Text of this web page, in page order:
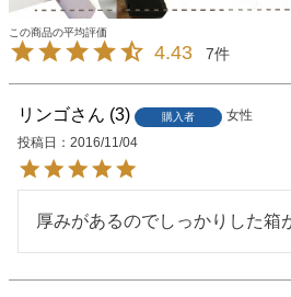
4.43 7
リンゴ 3 購入者
女性
投稿日
2016/11/04
厚みがあるのでしっかりした箱